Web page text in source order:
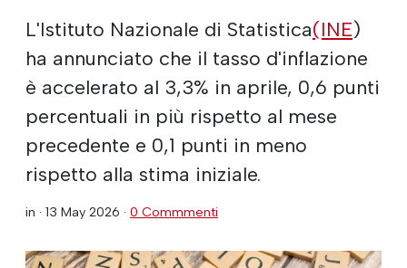
L'Istituto Nazionale di Statistica(INE)
ha annunciato che il tasso d'inflazione
è accelerato al 3,3% in aprile, 0,6 punti
percentuali in più rispetto al mese
precedente e 0,1 punti in meno
rispetto alla stima iniziale.
in · 13 May 2026 · 0 Commmenti